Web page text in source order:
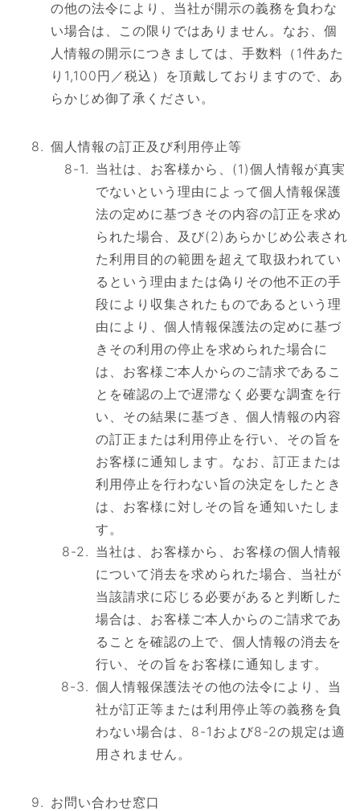
の他の法令により、当社が開示の義務を負わな
い場合は、この限りではありません。なお、個
人情報の開示につきましては、手数料（1件あた
り1,100円／税込）を頂戴しておりますので、あ
らかじめ御了承ください。
個人情報の訂正及び利用停止等
当社は、お客様から、(1)個人情報が真実
でないという理由によって個人情報保護
法の定めに基づきその内容の訂正を求め
られた場合、及び(2)あらかじめ公表され
た利用目的の範囲を超えて取扱われてい
るという理由または偽りその他不正の手
段により収集されたものであるという理
由により、個人情報保護法の定めに基づ
きその利用の停止を求められた場合に
は、お客様ご本人からのご請求であるこ
とを確認の上で遅滞なく必要な調査を行
い、その結果に基づき、個人情報の内容
の訂正または利用停止を行い、その旨を
お客様に通知します。なお、訂正または
利用停止を行わない旨の決定をしたとき
は、お客様に対しその旨を通知いたしま
す。
当社は、お客様から、お客様の個人情報
について消去を求められた場合、当社が
当該請求に応じる必要があると判断した
場合は、お客様ご本人からのご請求であ
ることを確認の上で、個人情報の消去を
行い、その旨をお客様に通知します。
個人情報保護法その他の法令により、当
社が訂正等または利用停止等の義務を負
わない場合は、8-1および8-2の規定は適
用されません。
お問い合わせ窓口